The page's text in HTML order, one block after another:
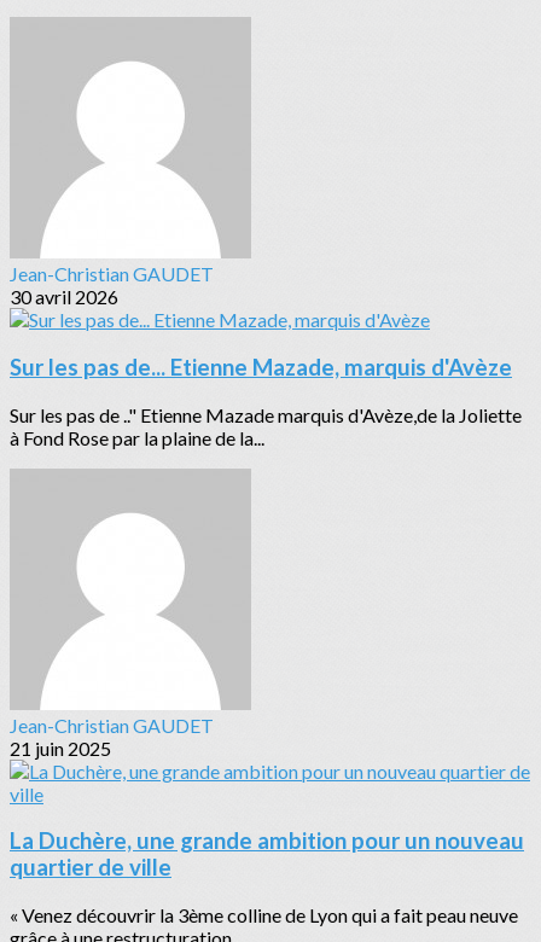
Jean-Christian GAUDET
30 avril 2026
Sur les pas de... Etienne Mazade, marquis d'Avèze
Sur les pas de .." Etienne Mazade marquis d'Avèze,de la Joliette
à Fond Rose par la plaine de la...
Jean-Christian GAUDET
21 juin 2025
La Duchère, une grande ambition pour un nouveau
quartier de ville
« Venez découvrir la 3ème colline de Lyon qui a fait peau neuve